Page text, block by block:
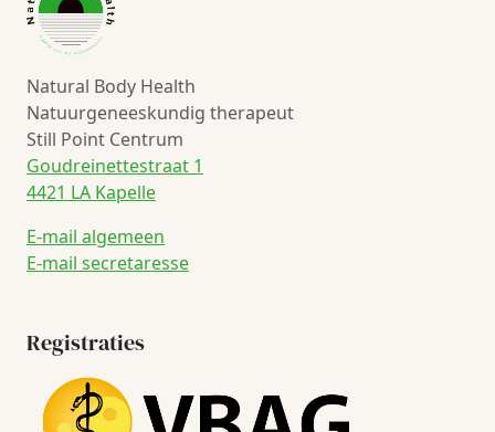
Natural Body Health
Natuurgeneeskundig therapeut
Still Point Centrum
Goudreinettestraat 1
4421 LA Kapelle
E-mail algemeen
E-mail secretaresse
Registraties